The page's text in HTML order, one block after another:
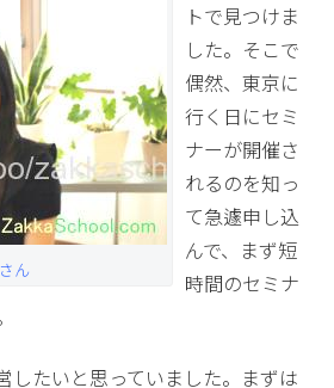
ん
トで見つけま
した。そこで
偶然、東京に
行く日にセミ
ナーが開催さ
れるのを知っ
て急遽申し込
んで、まず短
時間のセミナ
したいと思っていました。まずは